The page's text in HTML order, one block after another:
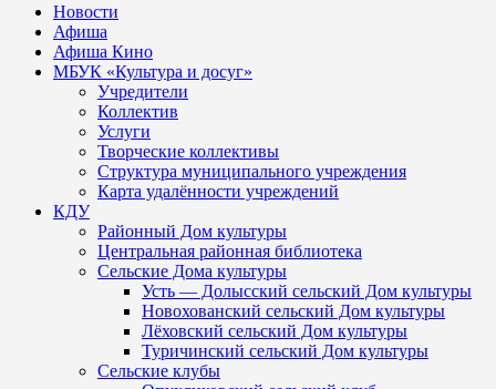
Новости
Афиша
Афиша Кино
МБУК «Культура и досуг»
Учредители
Коллектив
Услуги
Творческие коллективы
Структура муниципального учреждения
Карта удалённости учреждений
КДУ
Районный Дом культуры
Центральная районная библиотека
Сельские Дома культуры
Усть — Долысский сельский Дом культуры
Новохованский сельский Дом культуры
Лёховский сельский Дом культуры
Туричинский сельский Дом культуры
Сельские клубы